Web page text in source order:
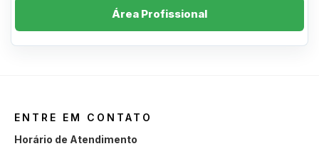
Área Profissional
ENTRE EM CONTATO
Horário de Atendimento